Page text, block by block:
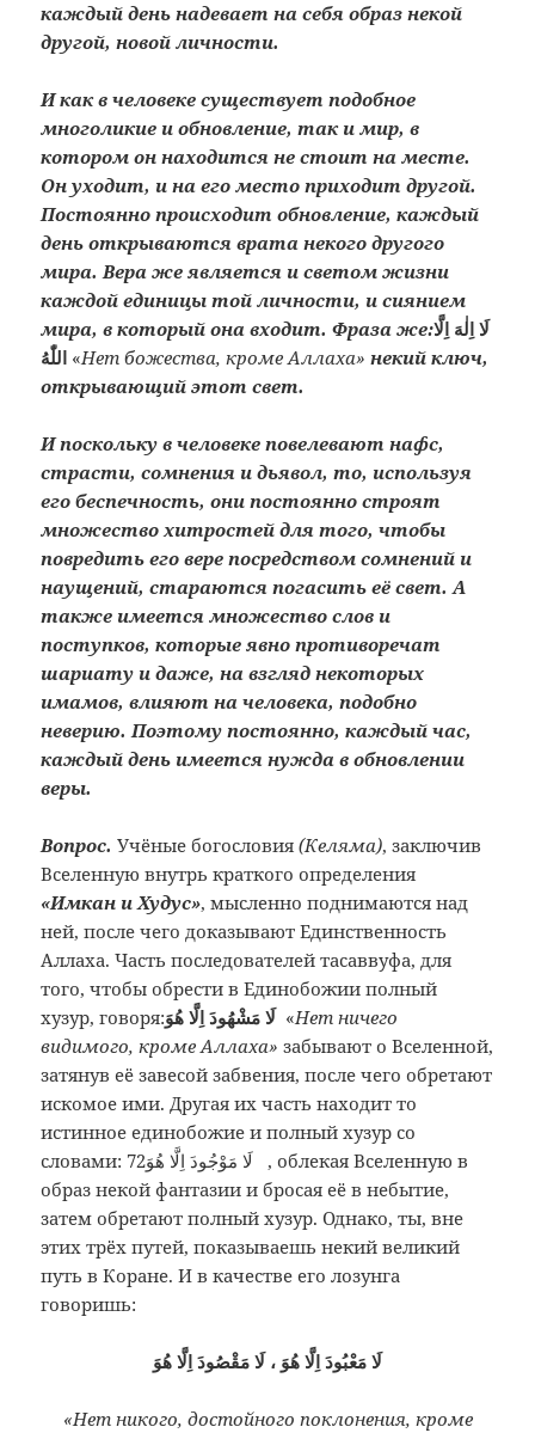
каждый день надевает на себя образ некой
другой, новой личности.
И как в человеке существует подобное
многоликие и обновление, так и мир, в
котором он находится не стоит на месте.
Он уходит, и на его место приходит другой.
Постоянно происходит обновление, каждый
день открываются врата некого другого
мира. Вера же является и светом жизни
каждой единицы той личности, и сиянием
мира, в который она входит. Фраза же:لَا اِلٰهَ اِلَّا
«Нет божества, кроме Аллаха»некий ключ,
открывающий этот свет.
И поскольку в человеке повелевают нафс,
страсти, сомнения и дьявол, то, используя
его беспечность, они постоянно строят
множество хитростей для того, чтобы
повредить его вере посредством сомнений и
наущений, стараются погасить её свет. А
также имеется множество слов и
поступков, которые явно противоречат
шариату и даже, на взгляд некоторых
имамов, влияют на человека, подобно
неверию. Поэтому постоянно, каждый час,
каждый день имеется нужда в обновлении
веры.
Вопрос. Учёные богословия(Келяма), заключив
Вселенную внутрь краткого определения
«Имкан и Худус», мысленно поднимаются над
ней, после чего доказывают Единственность
Аллаха. Часть последователей тасаввуфа, для
того, чтобы обрести в Единобожии полный
хузур, говоря:
«Нет ничего
видимого, кроме Аллаха»забывают о Вселенной,
затянув её завесой забвения, после чего обретают
искомое ими. Другая их часть находит то
истинное единобожие и полный хузур со
словами: 72لَا مَوْجُودَ اِلَّا هُوَ ‌ , облекая Вселенную в
образ некой фантазии и бросая её в небытие,
затем обретают полный хузур. Однако, ты, вне
этих трёх путей, показываешь некий великий
путь в Коране. И в качестве его лозунга
говоришь:
«Нет никого, достойного поклонения, кроме